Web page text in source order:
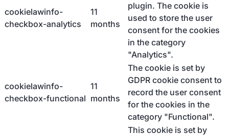
cookielawinfo-
checkbox-analytics
11
months
plugin. The cookie is
used to store the user
consent for the cookies
in the category
"Analytics".
cookielawinfo-
checkbox-functional
11
months
The cookie is set by
GDPR cookie consent to
record the user consent
for the cookies in the
category "Functional".
This cookie is set by